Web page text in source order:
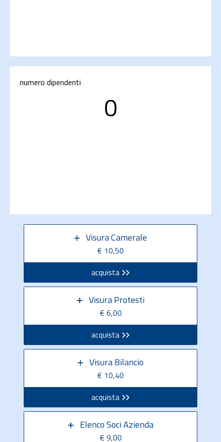
numero dipendenti
0
Visura Camerale
€ 10,50
acquista
Visura Protesti
€ 6,00
acquista
Visura Bilancio
€ 10,40
acquista
Elenco Soci Azienda
€ 9,00